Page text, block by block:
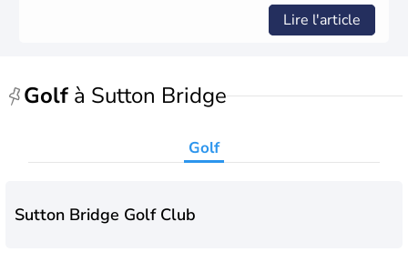
Lire l'article
Golf à Sutton Bridge
Golf
Sutton Bridge Golf Club